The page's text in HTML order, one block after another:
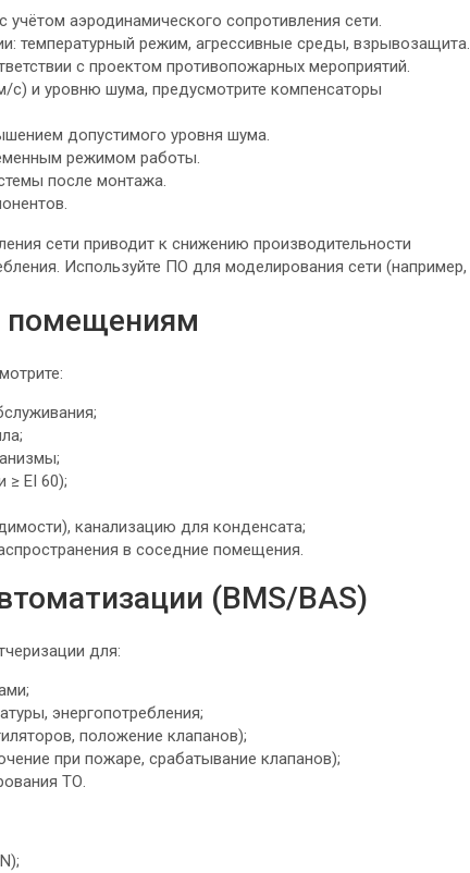
аэродинамического сопротивления сети.
температурный режим, агрессивные среды, взрывозащита.
с проектом противопожарных мероприятий.
и уровню шума, предусмотрите компенсаторы
допустимого уровня шума.
режимом работы.
после монтажа.
сети приводит к снижению производительности
Используйте ПО для моделирования сети (например,
помещениям
≥ EI 60);
канализацию для конденсата;
в соседние помещения.
(BMS/BAS)
для:
энергопотребления;
положение клапанов);
при пожаре, срабатывание клапанов);
ТО.